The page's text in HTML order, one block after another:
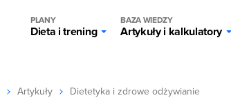
PLANY
Dieta i trening
BAZA WIEDZY
Artykuły i kalkulatory
Artykuły Dietetyka i zdrowe odżywianie